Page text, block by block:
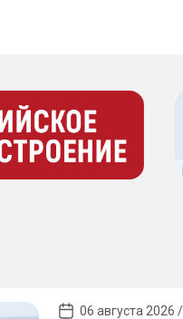
06 августа 2026